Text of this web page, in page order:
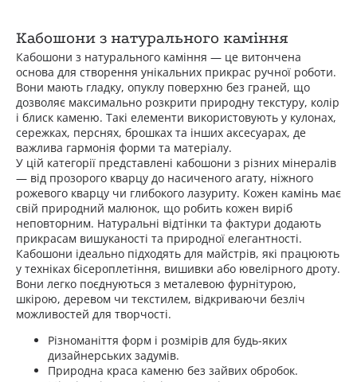
Кабошони з натурального каміння
Кабошони з натурального каміння — це витончена
основа для створення унікальних прикрас ручної роботи.
Вони мають гладку, опуклу поверхню без граней, що
дозволяє максимально розкрити природну текстуру, колір
і блиск каменю. Такі елементи використовують у кулонах,
сережках, перснях, брошках та інших аксесуарах, де
важлива гармонія форми та матеріалу.
У цій категорії представлені кабошони з різних мінералів
— від прозорого кварцу до насиченого агату, ніжного
рожевого кварцу чи глибокого лазуриту. Кожен камінь має
свій природний малюнок, що робить кожен виріб
неповторним. Натуральні відтінки та фактури додають
прикрасам вишуканості та природної елегантності.
Кабошони ідеально підходять для майстрів, які працюють
у техніках бісероплетіння, вишивки або ювелірного дроту.
Вони легко поєднуються з металевою фурнітурою,
шкірою, деревом чи текстилем, відкриваючи безліч
можливостей для творчості.
Різноманіття форм і розмірів для будь-яких
дизайнерських задумів.
Природна краса каменю без зайвих обробок.